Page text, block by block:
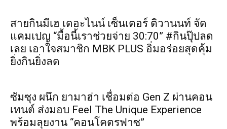
สายกินมีเฮ เดอะไนน์ เซ็นเตอร์ ติวานนท์ จัด
แคมเปญ “มื้อนี้เราช่วยจ่าย 30:70” #กินปุ๊ปลด
เลย เอาใจสมาชิก MBK PLUS อิ่มอร่อยสุดคุ้ม
ยิ่งกินยิ่งลด
ซัมซุง ผนึก ยามาฮ่า เชื่อมต่อ Gen Z ผ่านคอน
เทนต์ ส่งมอบ Feel The Unique Experience
พร้อมลุยงาน “คอนโคตรฟาซ”